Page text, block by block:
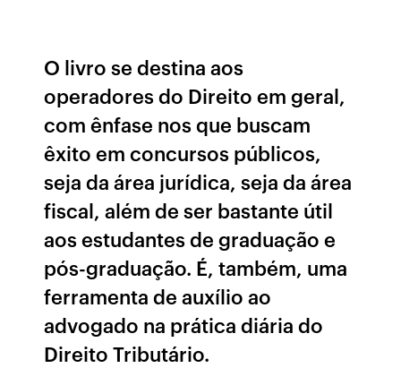
O livro se destina aos
operadores do Direito em geral,
com ênfase nos que buscam
êxito em concursos públicos,
seja da área jurídica, seja da área
fiscal, além de ser bastante útil
aos estudantes de graduação e
pós-graduação. É, também, uma
ferramenta de auxílio ao
advogado na prática diária do
Direito Tributário.